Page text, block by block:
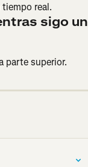
real.
sigo un
parte superior.